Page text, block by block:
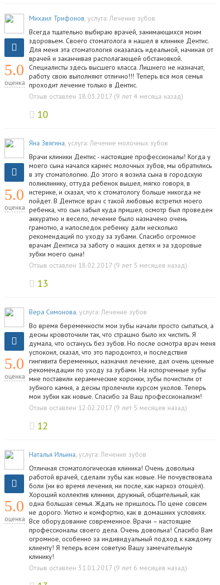
5.0
оценка
Михаил Трифонов, услуга:Лечение зубов
Всегда тщательно выбираю врачей, занимающихся моим
здоровьем. Своего стоматолога я нашел в клинике Дентис.
Для меня эта стоматология оказалась идеальной, начиная от
врачей и заканчивая располагающей обстановкой.
Специалисты здесь высшего класса. Лишнего не назначат,
работу свою выполняют отлично!!! Теперь вся моя семья
проходит лечение только в Дентис.
Отзыв оставлен 18.03.2017 (9 лет 4 месяца назад)
10
5.0
оценка
Яна Звягина, услуга:Лечение молочных зубов
Врачи клиники Дентис - настоящие профессионалы! Когда у
моего сына начался кариес молочных зубов, мы обратились
в эту стоматологию. До этого я возила сына в городскую
поликлинику, оттуда ребенок вышел, мягко говоря, в
истерике, и сказал, что к стоматологу больше никогда не
пойдет. В Дентисе врач с такой любовью встретил моего
ребенка, что сын забыл куда пришел, осмотр был проведен
аккуратно и весело, лечение было назначено очень
грамотно, а напоследок ребенку дали несколько
рекомендаций по уходу за зубами. Спасибо огромное
врачам Дентиса за заботу о наших детях и за здоровые
зубки моего сына!
Отзыв оставлен 18.02.2017 (9 лет 5 месяцев назад)
13
5.0
оценка
Вера Симонова, услуга:Лечение зубов
Во время беременности мои зубы начали просто сыпаться, а
десны кровоточили так, что страшно было их чистить. Я
думала, что останусь без зубов. Но после осмотра врач меня
успокоил, сказал, что это пародонтоз, и последствия
гингивита беременных, назначил лечение, дал очень ценные
рекомендации по уходу за зубами. На испорченные зубы
мне поставили керамические коронки, зубы почистили от
зубного камня, а десны пролечили курсом уколов. Теперь
мои зубки как новые. Спасибо за Ваш профессионализм!
Отзыв оставлен 12.02.2017 (9 лет 5 месяцев назад)
12
5.0
оценка
Наталья Ильина, услуга:Лечение зубов
Отличная стоматологическая клиника! Очень довольна
работой врачей, сделали зубы как новые. Не почувствовала
боли (ни во время лечения, ни после, как наркоз отошёл).
Хороший коллектив клиники, дружный, общительный, как
одна большая семья. Ждать не пришлось. По цене совсем
не дорого. Уютно и комфортно, как в домашних условиях.
Все оборудование современное. Врачи – настоящие
профессионалы своего дела. Очень довольна! Спасибо Вам
огромное, особенно за индивидуальный подход к каждому
клиенту! Я теперь всем советую Вашу замечательную
клинику!
Отзыв оставлен 31.01.2017 (9 лет 6 месяцев назад)